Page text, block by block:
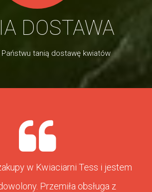
DOSTAWA
tanią dostawę kwiatów
w Kwiaciarni Tess i jestem
Przemiła obsługa z